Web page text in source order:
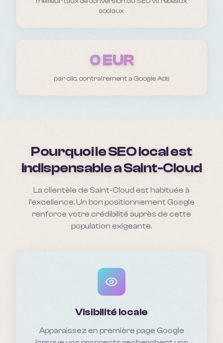
sociaux
0 EUR
par clic, contrairement a Google Ads
Pourquoi le SEO local est
indispensable aSaint-Cloud
La clientèle de Saint-Cloud est habituée à
l'excellence. Un bon positionnement Google
renforce votre crédibilité auprès de cette
population exigeante.
Visibilité locale
Apparaissez en première page Google